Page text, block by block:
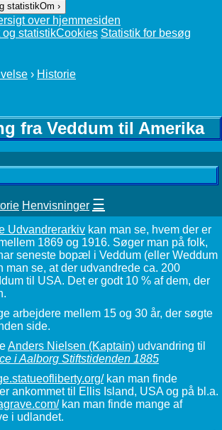
Om ›
over hjemmesiden
Cookies Statistik for besøg
› Historie
fra Veddum til Amerika
Henvisninger ☰
Udvandrerarkiv kan man se, hvem der er
1869 og 1916. Søger man på folk,
seneste bopæl i Veddum (eller Weddum
man se, at der udvandrede ca. 200
til USA. Det er godt 10 % af dem, der
arbejdere mellem 15 og 30 år, der søgte
side.
Anders Nielsen (Kaptain) udvandring til
i Aalborg Stiftstidenden 1885
kan man finde
ankommet til Ellis Island, USA og på bl.a.
kan man finde mange af
i udlandet.